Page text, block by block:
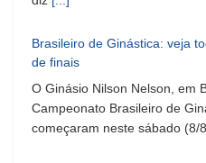
Brasileiro de Ginástica: veja
de finais
O Ginásio Nilson Nelson, em
Campeonato Brasileiro de
começaram neste sábado (8/